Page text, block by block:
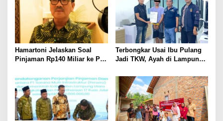
Hamartoni Jelaskan Soal
Pinjaman Rp140 Miliar ke PT
Perbaikan Jalan Butuh Waktu
Bertahun-tahun
Terbongkar Usai Ibu Pulang
Jadi TKW, Ayah di Lampung
Kandung Selama Empat
Tahun, Nyaris Diamuk Massa